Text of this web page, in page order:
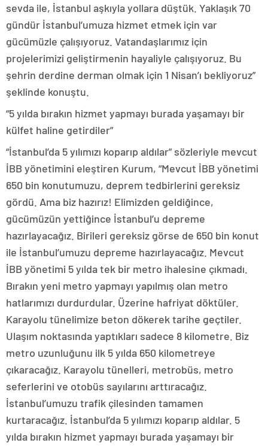
sevda ile, İstanbul aşkıyla yollara düştük. Yaklaşık 70
gündür İstanbul’umuza hizmet etmek için var
gücümüzle çalışıyoruz. Vatandaşlarımız için
projelerimizi geliştirmenin hayaliyle çalışıyoruz. Bu
şehrin derdine derman olmak için 1 Nisan’ı bekliyoruz”
şeklinde konuştu.
“5 yılda bırakın hizmet yapmayı burada yaşamayı bir
külfet haline getirdiler”
“İstanbul’da 5 yılımızı koparıp aldılar” sözleriyle mevcut
İBB yönetimini eleştiren Kurum, “Mevcut İBB yönetimi
650 bin konutumuzu, deprem tedbirlerini gereksiz
gördü. Ama biz hazırız! Elimizden geldiğince,
gücümüzün yettiğince İstanbul’u depreme
hazırlayacağız. Birileri gereksiz görse de 650 bin konut
ile İstanbul’umuzu depreme hazırlayacağız. Mevcut
İBB yönetimi 5 yılda tek bir metro ihalesine çıkmadı.
Bırakın yeni metro yapmayı yapılmış olan metro
hatlarımızı durdurdular. Üzerine hafriyat döktüler.
Karayolu tünelimize beton dökerek tarihe geçtiler.
Ulaşım noktasında yaptıkları sadece 8 kilometre. Biz
metro uzunluğunu ilk 5 yılda 650 kilometreye
çıkaracağız. Karayolu tünelleri, metrobüs, metro
seferlerini ve otobüs sayılarını arttıracağız.
İstanbul’umuzu trafik çilesinden tamamen
kurtaracağız. İstanbul’da 5 yılımızı koparıp aldılar. 5
yılda bırakın hizmet yapmayı burada yaşamayı bir